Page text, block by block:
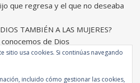
que regresa y el que no deseaba
TAMBIÉN A LAS MUJERES?
de Dios
sitio usa cookies. Si continúas navegando
incluido cómo gestionar las cookies,